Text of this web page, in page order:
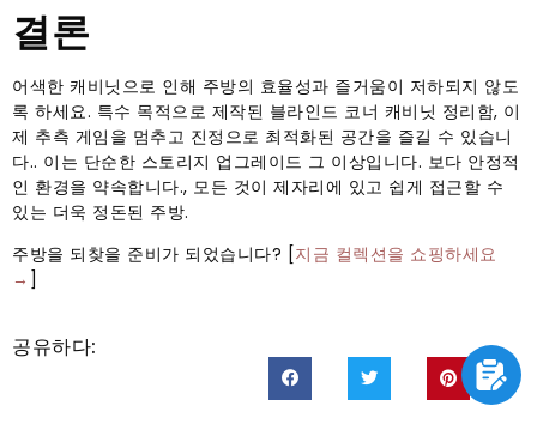
결론
어색한 캐비닛으로 인해 주방의 효율성과 즐거움이 저하되지 않도
록 하세요. 특수 목적으로 제작된 블라인드 코너 캐비닛 정리함, 이
제 추측 게임을 멈추고 진정으로 최적화된 공간을 즐길 수 있습니
다.. 이는 단순한 스토리지 업그레이드 그 이상입니다. 보다 안정적
인 환경을 약속합니다., 모든 것이 제자리에 있고 쉽게 접근할 수
있는 더욱 정돈된 주방.
주방을 되찾을 준비가 되었습니다? [지금 컬렉션을 쇼핑하세요
→ ]
공유하다: